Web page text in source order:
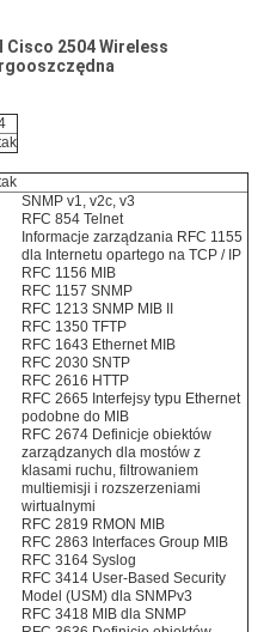
Cisco 2504 Wireless
SNMP v1, v2c, v3
RFC 854 Telnet
Informacje zarządzania RFC 1155
dla Internetu opartego na TCP / IP
RFC 1156 MIB
RFC 1157 SNMP
RFC 1213 SNMP MIB II
RFC 1350 TFTP
RFC 1643 Ethernet MIB
RFC 2030 SNTP
RFC 2616 HTTP
RFC 2665 Interfejsy typu Ethernet
podobne do MIB
RFC 2674 Definicje obiektów
zarządzanych dla mostów z
klasami ruchu, filtrowaniem
multiemisji i rozszerzeniami
wirtualnymi
RFC 2819 RMON MIB
RFC 2863 Interfaces Group MIB
RFC 3164 Syslog
RFC 3414 User-Based Security
Model (USM) dla SNMPv3
RFC 3418 MIB dla SNMP